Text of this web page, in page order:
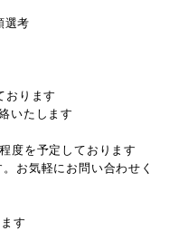
選考
おります
いたします
度を予定しております
お気軽にお問い合わせく
す